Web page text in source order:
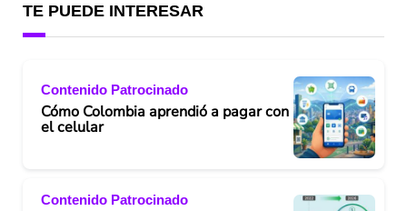
TE PUEDE INTERESAR
Contenido Patrocinado
Cómo Colombia aprendió a pagar con
el celular
Contenido Patrocinado